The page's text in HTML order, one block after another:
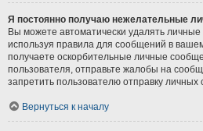
Я постоянно получаю нежелательные
Вы можете автоматически удалять
используя правила для сообщений в
получаете оскорбительные личные
пользователя, отправьте жалобы на
запретить пользователю отправку личных
Вернуться к началу